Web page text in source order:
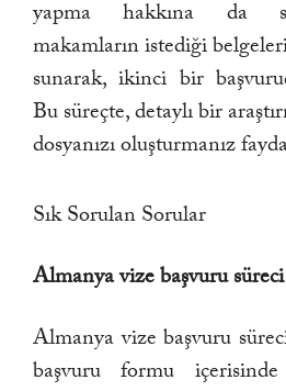
yapma hakkına da
makamların istediği
sunarak, ikinci bir
Bu süreçte, detaylı bir
dosyanızı oluşturmanız
Sık Sorulan Sorular
Almanya vize başvuru
Almanya vize başvuru
başvuru formu